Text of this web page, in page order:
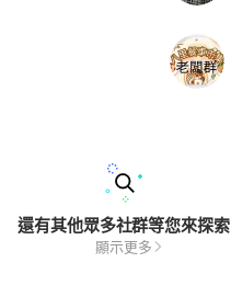
還有其他眾多社群等您來探索
顯示更多